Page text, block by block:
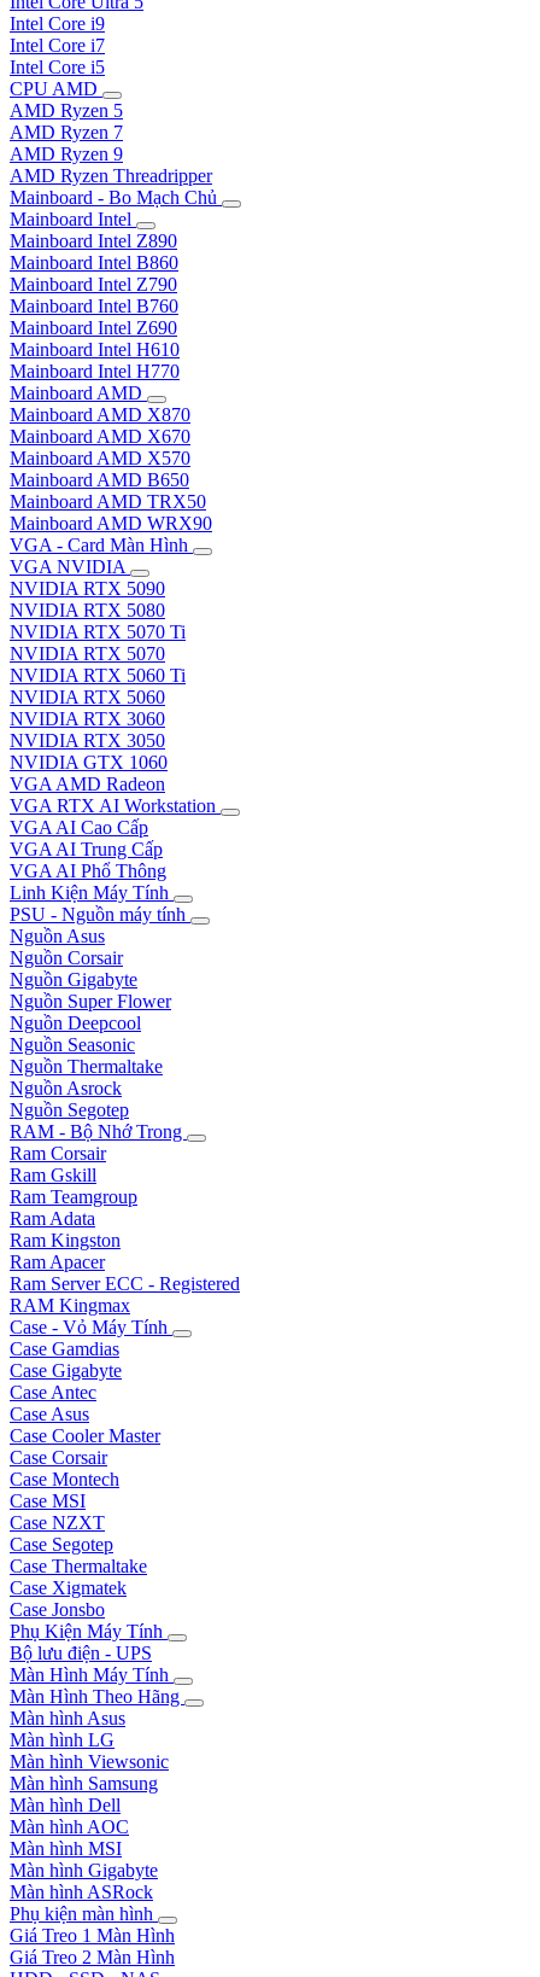
Intel Core i9
Intel Core i7
Intel Core i5
CPU AMD
AMD Ryzen 5
AMD Ryzen 7
AMD Ryzen 9
AMD Ryzen Threadripper
Mainboard - Bo Mạch Chủ
Mainboard Intel
Mainboard Intel Z890
Mainboard Intel B860
Mainboard Intel Z790
Mainboard Intel B760
Mainboard Intel Z690
Mainboard Intel H610
Mainboard Intel H770
Mainboard AMD
Mainboard AMD X870
Mainboard AMD X670
Mainboard AMD X570
Mainboard AMD B650
Mainboard AMD TRX50
Mainboard AMD WRX90
VGA - Card Màn Hình
VGA NVIDIA
NVIDIA RTX 5090
NVIDIA RTX 5080
NVIDIA RTX 5070 Ti
NVIDIA RTX 5070
NVIDIA RTX 5060 Ti
NVIDIA RTX 5060
NVIDIA RTX 3060
NVIDIA RTX 3050
NVIDIA GTX 1060
VGA AMD Radeon
VGA RTX AI Workstation
VGA AI Cao Cấp
VGA AI Trung Cấp
VGA AI Phổ Thông
Linh Kiện Máy Tính
PSU - Nguồn máy tính
Nguồn Asus
Nguồn Corsair
Nguồn Gigabyte
Nguồn Super Flower
Nguồn Deepcool
Nguồn Seasonic
Nguồn Thermaltake
Nguồn Asrock
Nguồn Segotep
RAM - Bộ Nhớ Trong
Ram Corsair
Ram Gskill
Ram Teamgroup
Ram Adata
Ram Kingston
Ram Apacer
Ram Server ECC - Registered
RAM Kingmax
Case - Vỏ Máy Tính
Case Gamdias
Case Gigabyte
Case Antec
Case Asus
Case Cooler Master
Case Corsair
Case Montech
Case MSI
Case NZXT
Case Segotep
Case Thermaltake
Case Xigmatek
Case Jonsbo
Phụ Kiện Máy Tính
Bộ lưu điện - UPS
Màn Hình Máy Tính
Màn Hình Theo Hãng
Màn hình Asus
Màn hình LG
Màn hình Viewsonic
Màn hình Samsung
Màn hình Dell
Màn hình AOC
Màn hình MSI
Màn hình Gigabyte
Màn hình ASRock
Phụ kiện màn hình
Giá Treo 1 Màn Hình
Giá Treo 2 Màn Hình